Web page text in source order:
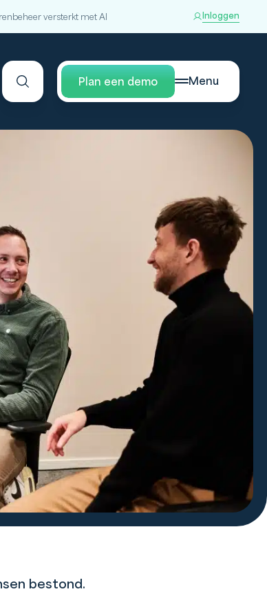
versterkt met AI Inloggen
Plan een demo Menu
bestond.